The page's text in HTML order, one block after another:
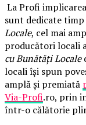
La Profi
sunt dedicate
Locale, cel mai
producători locali
cu Bunătăți Locale
locali își spun
amplă și premiată
Via-Profi.ro, prin
într-o călătorie